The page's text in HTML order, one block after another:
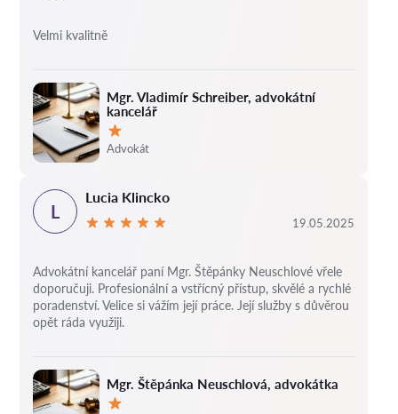
Mgr. Vladimír Schreiber, advokátní
kancelář
Hodnocení:
Advokát
Velmi kvalitně
Mgr. Štěpánka Neuschlová, advokátka
L
Lucia Klincko
19.05.2025
Advokátní kancelář paní Mgr. Štěpánky Neuschlové vřele
doporučuji. Profesionální a vstřícný přístup, skvělé a rychlé
poradenství. Velice si vážím její práce. Její služby s důvěrou
opět ráda využiji.